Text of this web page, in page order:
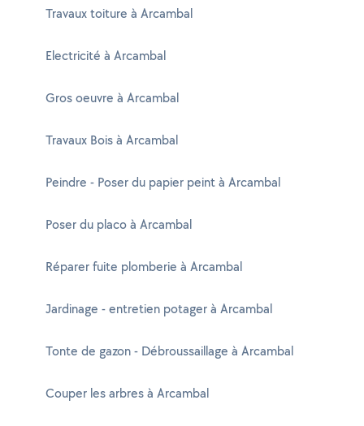
Travaux toiture à Arcambal
Electricité à Arcambal
Gros oeuvre à Arcambal
Travaux Bois à Arcambal
Peindre - Poser du papier peint à Arcambal
Poser du placo à Arcambal
Réparer fuite plomberie à Arcambal
Jardinage - entretien potager à Arcambal
Tonte de gazon - Débroussaillage à Arcambal
Couper les arbres à Arcambal